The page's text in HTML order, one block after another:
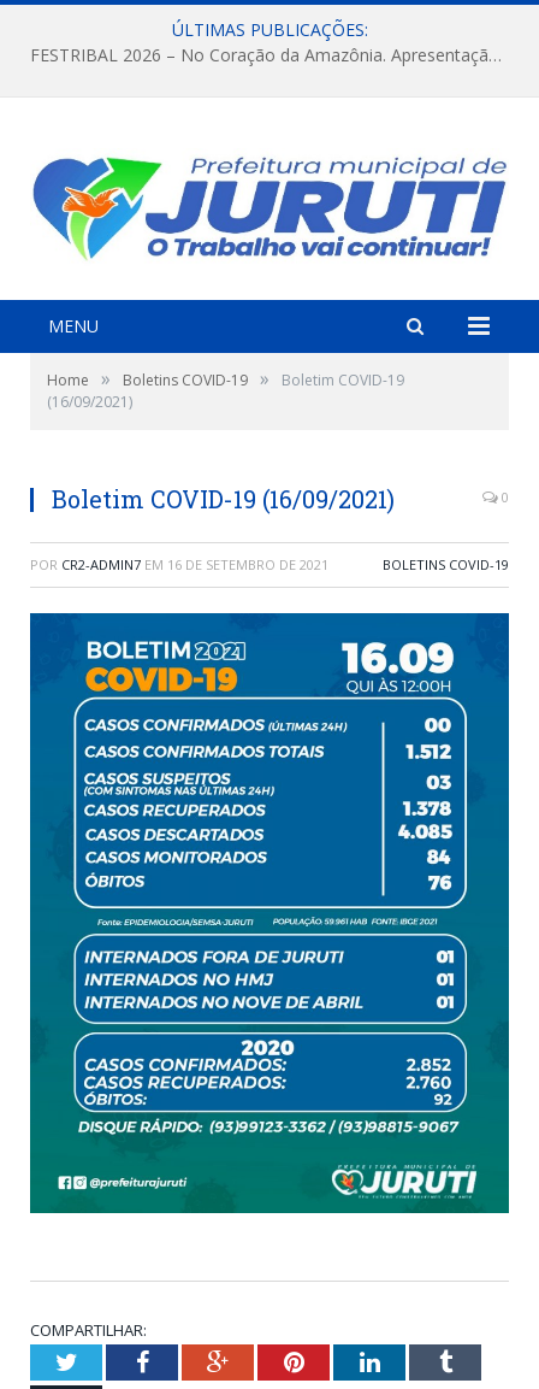
ÚLTIMAS PUBLICAÇÕES:
FESTRIBAL 2026 – No Coração da Amazônia. Apresentação da Munduruku.
MENU
Home » Boletins COVID-19 »
Boletim COVID-19
(16/09/2021)
Boletim COVID-19 (16/09/2021) 0
POR CR2-ADMIN7 EM 16 DE SETEMBRO DE 2021 BOLETINS COVID-19
COMPARTILHAR:
TwitterFacebookGoogle+PinterestLinkedInTumblr